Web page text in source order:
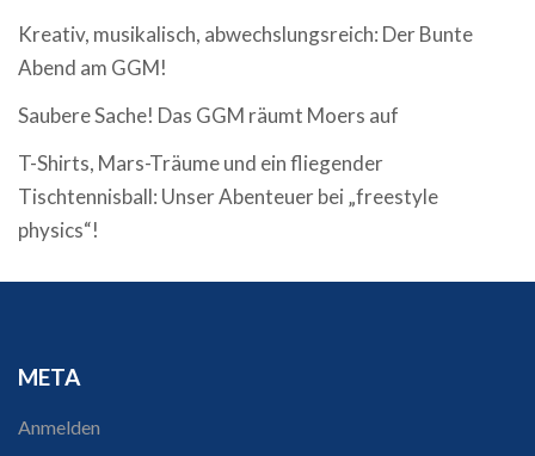
Kreativ, musikalisch, abwechslungsreich: Der Bunte
Abend am GGM!
Saubere Sache! Das GGM räumt Moers auf
T-Shirts, Mars-Träume und ein fliegender
Tischtennisball: Unser Abenteuer bei „freestyle
physics“!
META
Anmelden